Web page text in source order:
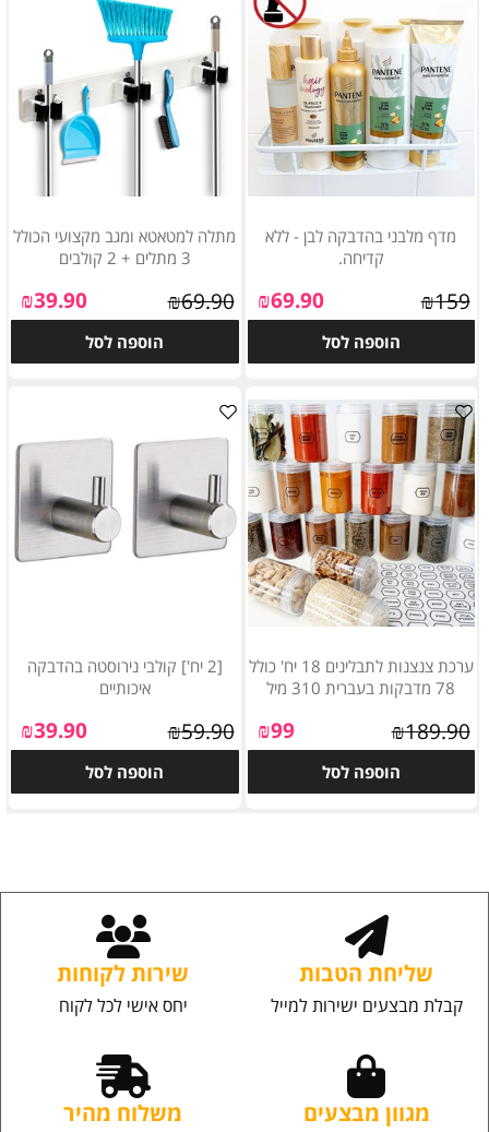
מדף מלבני בהדבקה לבן - ללא
קדיחה.
₪159
₪69.90
הוספה לסל
מתלה למטאטא ומגב מקצועי הכולל
3 מתלים + 2 קולבים
₪69.90
₪39.90
הוספה לסל
ערכת צנצנות לתבלינים 18 יח' כולל
78 מדבקות בעברית 310 מיל
₪189.90
₪99
הוספה לסל
[2 יח'] קולבי נירוסטה בהדבקה
איכותיים
₪59.90
₪39.90
הוספה לסל
שליחת הטבות
קבלת מבצעים ישירות למייל
שירות לקוחות
יחס אישי לכל לקוח
מגוון מבצעים משלוח מהיר